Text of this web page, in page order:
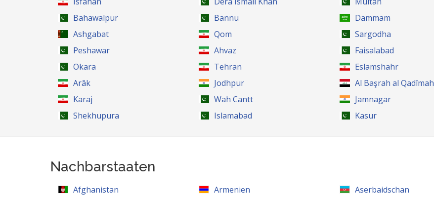
Bahawalpur
Bannu Dammam
Ashgabat
Qom Sargodha
Peshawar
Ahvaz Faisalabad
Okara
Tehran Eslamshahr
Arāk
Jodhpur Al Başrah al Qadīmah
Karaj
Wah Cantt Jamnagar
Shekhupura
Islamabad Kasur
Nachbarstaaten
Afghanistan Armenien Aserbaidschan